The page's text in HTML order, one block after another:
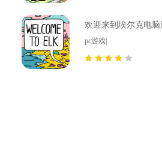
pc游戏|